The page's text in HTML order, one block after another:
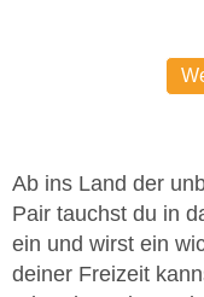
Ab ins Land der
Pair tauchst du in
ein und wirst ein
deiner Freizeit